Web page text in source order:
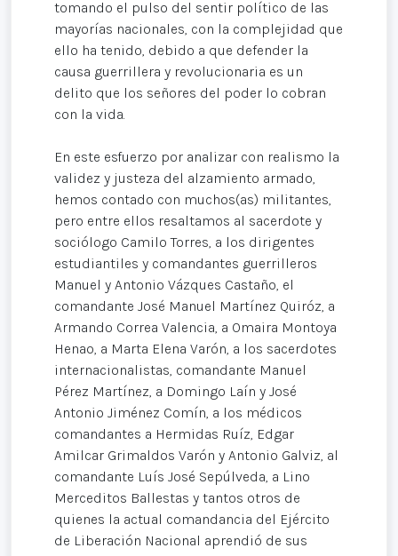
tomando el pulso del sentir político de las
mayorías nacionales, con la complejidad que
ello ha tenido, debido a que defender la
causa guerrillera y revolucionaria es un
delito que los señores del poder lo cobran
con la vida.
En este esfuerzo por analizar con realismo la
validez y justeza del alzamiento armado,
hemos contado con muchos(as) militantes,
pero entre ellos resaltamos al sacerdote y
sociólogo Camilo Torres, a los dirigentes
estudiantiles y comandantes guerrilleros
Manuel y Antonio Vázques Castaño, el
comandante José Manuel Martínez Quiróz, a
Armando Correa Valencia, a Omaira Montoya
Henao, a Marta Elena Varón, a los sacerdotes
internacionalistas, comandante Manuel
Pérez Martínez, a Domingo Laín y José
Antonio Jiménez Comín, a los médicos
comandantes a Hermidas Ruíz, Edgar
Amilcar Grimaldos Varón y Antonio Galviz, al
comandante Luís José Sepúlveda, a Lino
Merceditos Ballestas y tantos otros de
quienes la actual comandancia del Ejército
de Liberación Nacional aprendió de sus